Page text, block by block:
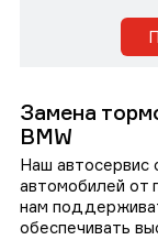
Замена
BMW
Наш автосервис
автомобилей от
нам
обеспечивать